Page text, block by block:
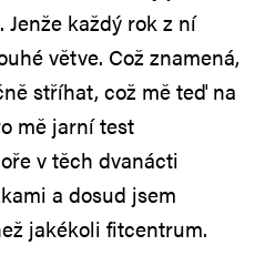
každý rok z ní
větve. Což znamená,
stříhat, což mě teď na
mě jarní test
v těch dvanácti
a dosud jsem
jakékoli fitcentrum.